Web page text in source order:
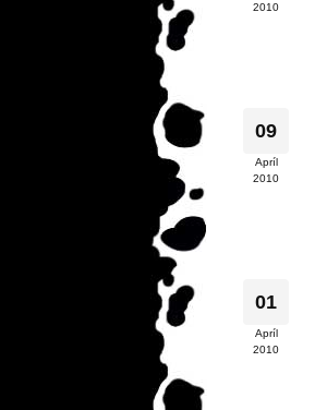
2010
09
Apríl
2010
01
Apríl
2010